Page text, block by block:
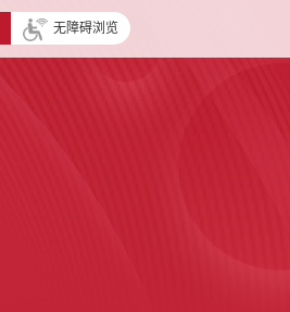
无障碍浏览